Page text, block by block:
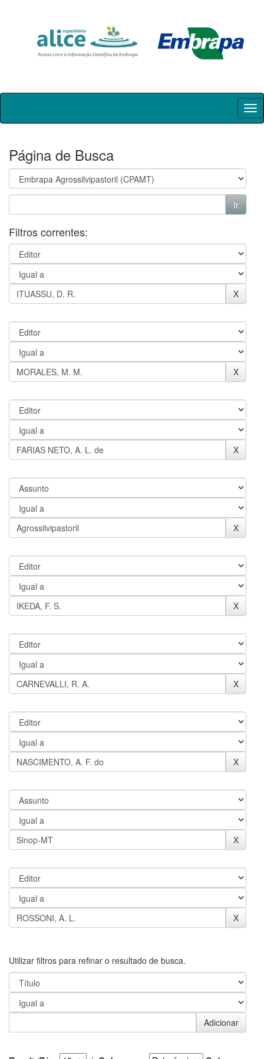
Skip
Página de Busca
Filtros correntes:
Utilizar filtros para refinar o resultado de busca.